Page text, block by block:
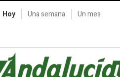
Hoy Una semana Un mes